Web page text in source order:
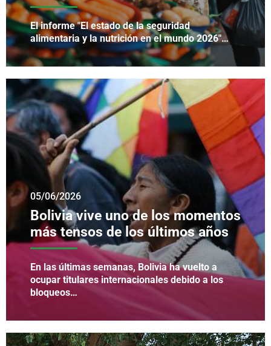
El informe "El estado de la seguridad
alimentaria y la nutrición en el mundo 2026"…
05/06/2026
Bolivia vive uno de los momentos
más tensos de los últimos años
En las últimas semanas, Bolivia ha vuelto a
ocupar titulares internacionales debido a los
bloqueos…